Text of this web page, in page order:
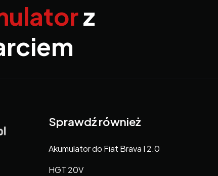
z
Sprawdź również
Akumulator do Fiat Brava I 2.0
HGT 20V